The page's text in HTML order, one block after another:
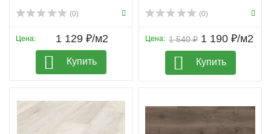
(0)
Цена: 1 129 ₽/м2
Купить
(0)
1 540 ₽
Цена: 1 190 ₽/м2
Купить